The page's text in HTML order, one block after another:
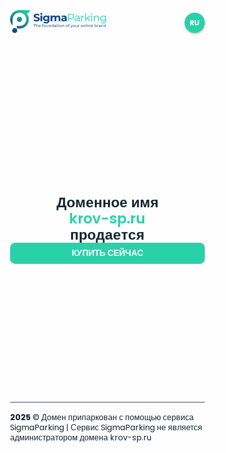
RU
Доменное имя
krov-sp.ru
продается
КУПИТЬ СЕЙЧАС
2025 © Домен припаркован с помощью сервиса
SigmaParking | Сервис SigmaParking не является
администратором домена krov-sp.ru